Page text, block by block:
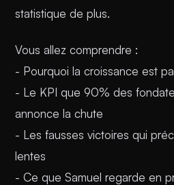
statistique de plus.
Vous allez comprendre :
- Pourquoi la croissance est
- Le KPI que 90% des
annonce la chute
- Les fausses victoires qui
lentes
- Ce que Samuel regarde en